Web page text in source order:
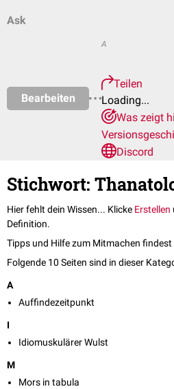
Ask
Bearbeiten
A
Teilen
Loading...
Was zeigt
Discord
Stichwort:
Hier fehlt dein Wissen... Klicke Erstellen
Definition.
Tipps und Hilfe zum Mitmachen findest
Folgende 10 Seiten sind in dieser
A
Auffindezeitpunkt
I
Idiomuskulärer Wulst
M
Mors in tabula